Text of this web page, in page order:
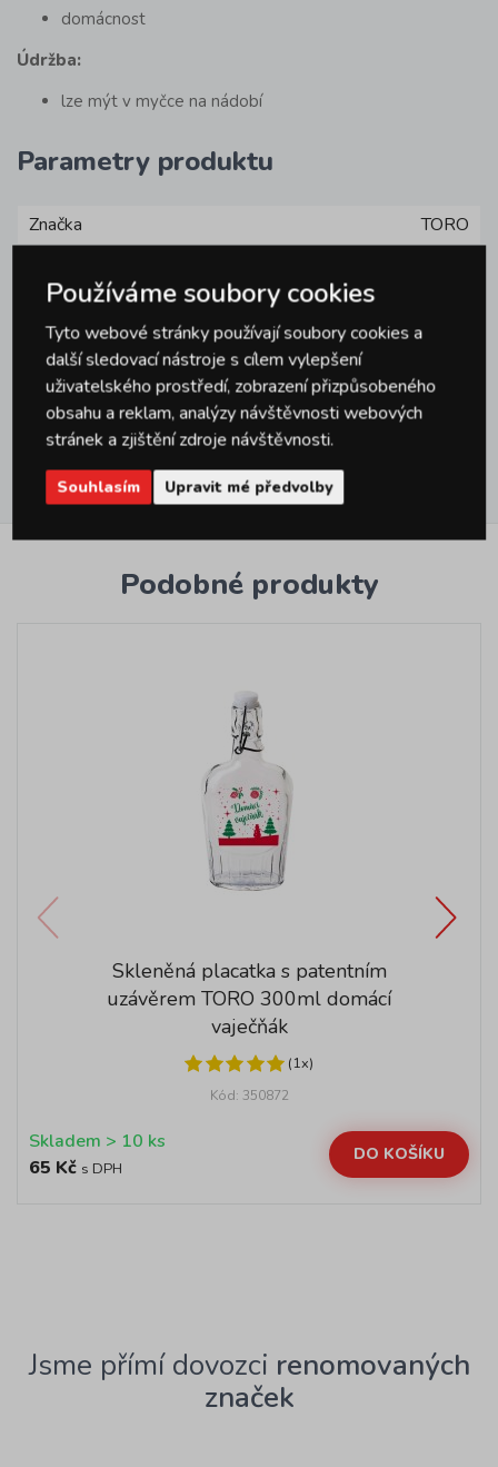
domácnost
Údržba:
lze mýt v myčce na nádobí
Parametry produktu
Značka TORO
Dotazy 0
Hodnocení 1
Podobné produkty
Skleněná placatka s patentním
uzávěrem TORO 300ml domácí
vaječňák
(1x)
Kód: 350872
Skladem > 10 ks
65 Kč s DPH
DO KOŠÍKU
Jsme přímí dovozci renomovaných
značek
Používáme soubory cookies
Tyto webové stránky používají soubory cookies a
další sledovací nástroje s cílem vylepšení
uživatelského prostředí, zobrazení přizpůsobeného
obsahu a reklam, analýzy návštěvnosti webových
stránek a zjištění zdroje návštěvnosti.
Souhlasím Upravit mé předvolby